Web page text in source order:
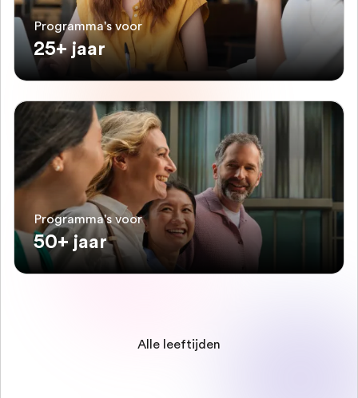
Programma's voor
25+ jaar
Programma's voor
50+ jaar
Alle leeftijden